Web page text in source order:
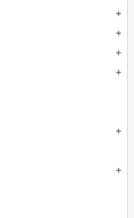
add
add
add
add
add
add